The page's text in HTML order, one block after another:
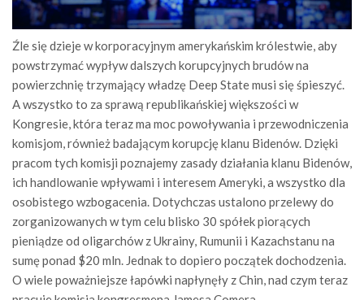
Źle się dzieje w korporacyjnym amerykańskim królestwie, aby
powstrzymać wypływ dalszych korupcyjnych brudów na
powierzchnię trzymający władzę Deep State musi się śpieszyć.
A wszystko to za sprawą republikańskiej większości w
Kongresie, która teraz ma moc powoływania i przewodniczenia
komisjom, również badającym korupcję klanu Bidenów. Dzięki
pracom tych komisji poznajemy zasady działania klanu Bidenów,
ich handlowanie wpływami i interesem Ameryki, a wszystko dla
osobistego wzbogacenia. Dotychczas ustalono przelewy do
zorganizowanych w tym celu blisko 30 spółek piorących
pieniądze od oligarchów z Ukrainy, Rumunii i Kazachstanu na
sumę ponad $20 mln. Jednak to dopiero początek dochodzenia.
O wiele poważniejsze łapówki napłynęły z Chin, nad czym teraz